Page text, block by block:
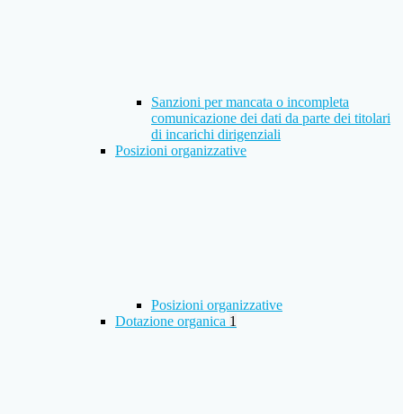
Sanzioni per mancata o incompleta
comunicazione dei dati da parte dei titolari
di incarichi dirigenziali
Posizioni organizzative
Posizioni organizzative
Dotazione organica 1